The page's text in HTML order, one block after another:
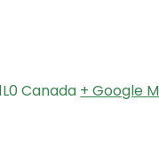
Canada + Google